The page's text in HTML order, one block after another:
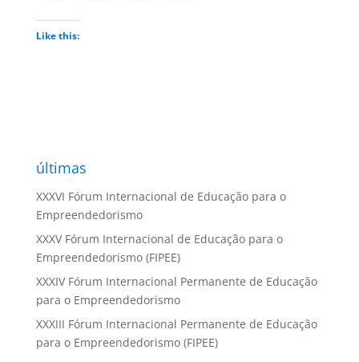
Like this:
últimas
XXXVI Fórum Internacional de Educação para o
Empreendedorismo
XXXV Fórum Internacional de Educação para o
Empreendedorismo (FIPEE)
XXXIV Fórum Internacional Permanente de Educação
para o Empreendedorismo
XXXIII Fórum Internacional Permanente de Educação
para o Empreendedorismo (FIPEE)